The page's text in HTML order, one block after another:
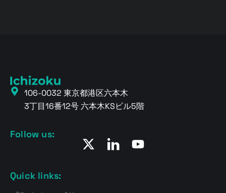
106-0032 東京都港区六本木
3丁目16番12号 六本木KSビル5階
Quick links:
Follow us: